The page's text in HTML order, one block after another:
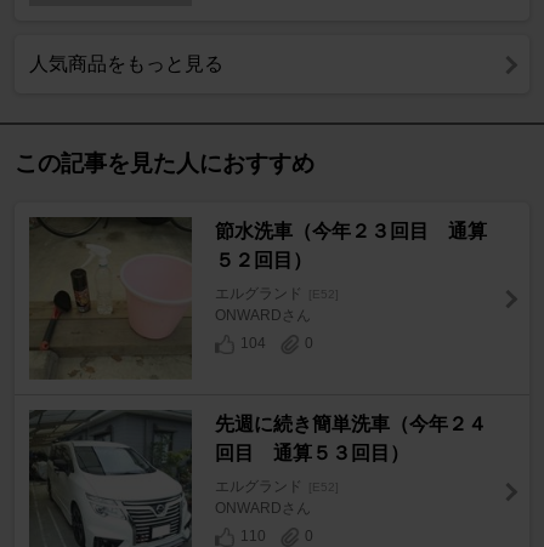
人気商品をもっと見る
この記事を見た人におすすめ
節水洗車（今年２３回目 通算
５２回目）
エルグランド [E52]
ONWARDさん
104
0
先週に続き簡単洗車（今年２４
回目 通算５３回目）
エルグランド [E52]
ONWARDさん
110
0